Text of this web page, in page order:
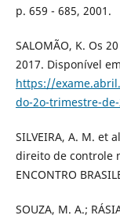
p. 659 - 685, 2001.
SALOMÃO, K. Os
2017. Disponível
https://
do-2o-trimestre-
SILVEIRA, A. M. et
direito de controle
ENCONTRO
SOUZA, M. A.;